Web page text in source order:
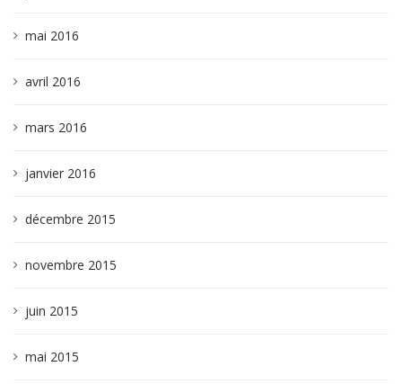
mai 2016
avril 2016
mars 2016
janvier 2016
décembre 2015
novembre 2015
juin 2015
mai 2015